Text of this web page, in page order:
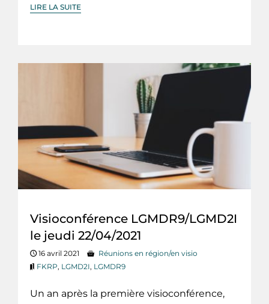
LIRE LA SUITE
Visioconférence LGMDR9/LGMD2I
le jeudi 22/04/2021
16 avril 2021
Réunions en région/en visio
FKRP, LGMD2I, LGMDR9
Un an après la première visioconférence,